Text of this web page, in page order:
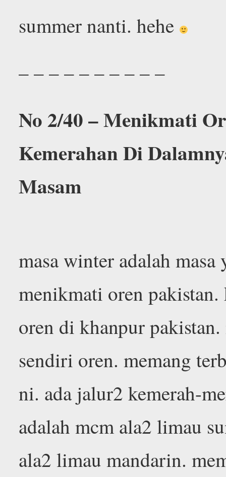
summer nanti. hehe
– – – – – – – – – –
No 2/40 – Menikmati
Kemerahan Di
Masam
masa winter adalah
menikmati oren
oren di khanpur
sendiri oren. memang
ni. ada jalur2 kemerah-
adalah mcm ala2 limau
ala2 limau mandarin.